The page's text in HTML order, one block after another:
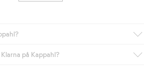
Club har du alltid gratis frakt till butik
på Kappahl?